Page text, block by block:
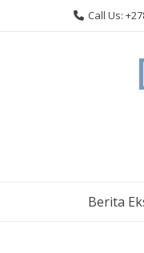
Call Us:
Berita